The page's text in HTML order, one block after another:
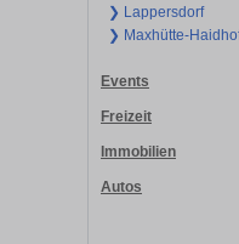
❯ Lappersdorf
❯ Maxhütte-
Events
Freizeit
Immobilien
Autos